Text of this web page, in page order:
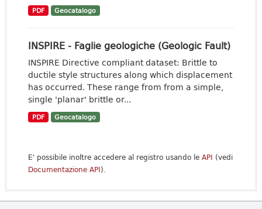
PDF Geocatalogo
INSPIRE - Faglie geologiche (Geologic Fault)
INSPIRE Directive compliant dataset: Brittle to
ductile style structures along which displacement
has occurred. These range from from a simple,
single 'planar' brittle or...
PDF Geocatalogo
E' possibile inoltre accedere al registro usando le API (vedi
Documentazione API).